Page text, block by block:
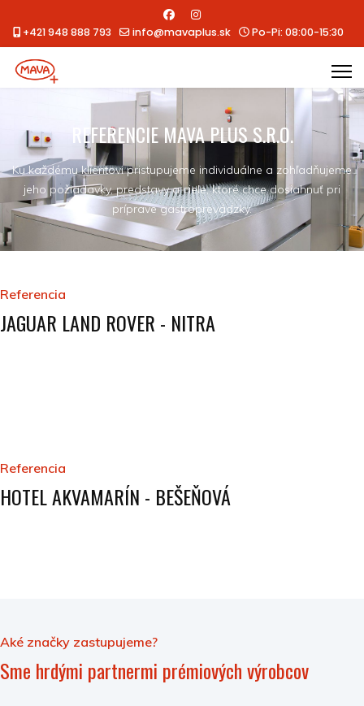
+421 948 888 793 info@mavaplus.sk Po-Pi: 08:00-15:30
REFERENCIE MAVA PLUS S.R.O.
Ku každému klientovi pristupujeme individuálne a zohľadňujeme
jeho požiadavky, predstavy a ciele, ktoré chce dosiahnuť pri
príprave gastroprevádzky.
Referencia
JAGUAR LAND ROVER - NITRA
Referencia
HOTEL AKVAMARÍN - BEŠEŇOVÁ
Aké značky zastupujeme?
Sme hrdými partnermi prémiových výrobcov